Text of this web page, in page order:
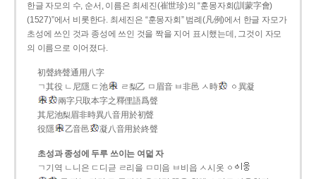
한글 자모의 수, 순서, 이름은 최세진(崔世珍)의 “훈몽자회(訓蒙字會)
(1527)”에서 비롯한다. 최세진은 “훈몽자회” 범례(凡例)에서 한글 자모가
초성에 쓰인 것과 종성에 쓰인 것을 짝을 지어 표시했는데, 그것이 자모
의 이름으로 이어졌다.
初聲終聲通用八字
ㄱ其役 ㄴ尼隱 ㄷ池
ㄹ梨乙 ㅁ眉音 ㅂ非邑 ㅅ時
ㆁ異凝
兩字只取本字之釋俚語爲聲
其尼池梨眉非時異八音用於初聲
役隱
乙音邑 凝八音用於終聲
초성과 종성에 두루 쓰이는 여덟 자
ㄱ기역 ㄴ니은 ㄷ디귿 ㄹ리을 ㅁ미음 ㅂ비읍 ㅅ시옷 ㆁ